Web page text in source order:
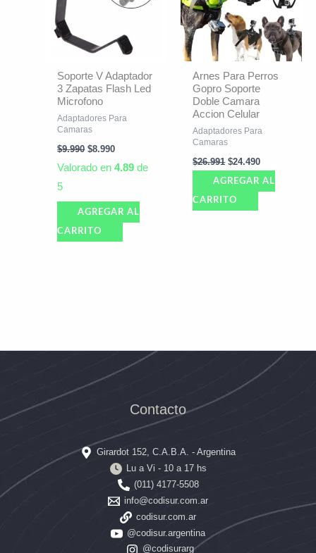
Soporte V Adaptador
3 Zapatas Flash Led
Microfono
Adaptadores Para
Camaras
$9.990 $8.990
Valorado en4.89 de
5
AGREGAR AL
CARRITO
Arnes Para Perros
Gopro Soporte
Doble Camara
Accion Celular
Adaptadores Para
Camaras
$26.991 $24.490
AGREGAR AL
CARRITO
Contacto
Girardot 152, C.A.B.A. - Argentina
Lu a Vi - 10 a 17 hs
(011) 4177-5508
info@codisur.com.ar
codisur.com.ar
@codisur.argentina
@codisurarg